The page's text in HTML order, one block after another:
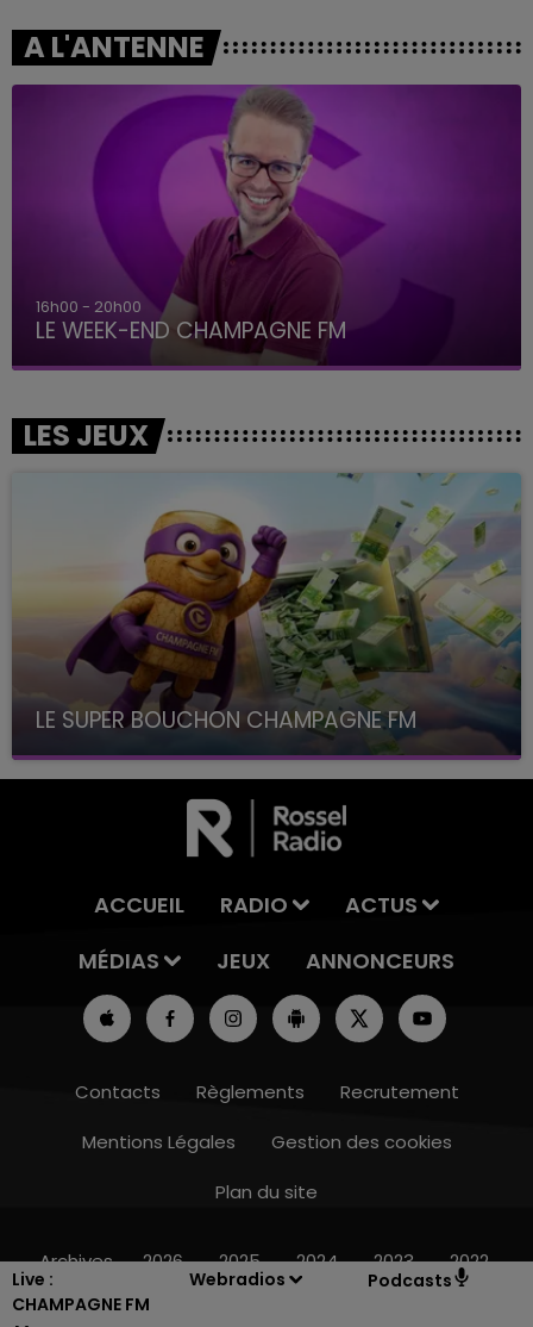
Live :
CHAMPAGNE FM
Webradios Podcasts
7h00 - 12h00
A L'ANTENNE
16h00 - 20h00
LE WEEK-END CHAMPAGNE FM
LES JEUX
LE SUPER BOUCHON CHAMPAGNE FM
avec La Famille Champagne FM, à 8H10
ACCUEIL RADIO
ACTUS
MÉDIAS
JEUX ANNONCEURS
Contacts Règlements
Recrutement
Mentions Légales
Gestion des cookies
Plan du site
Archives 2026 2025 2024 2023 2022